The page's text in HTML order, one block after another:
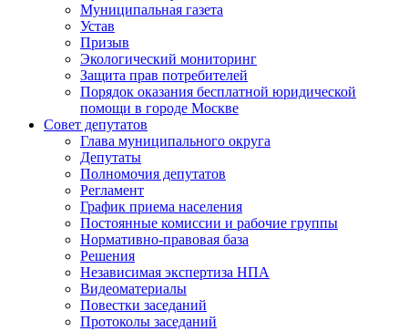
Муниципальная газета
Устав
Призыв
Экологический мониторинг
Защита прав потребителей
Порядок оказания бесплатной юридической
помощи в городе Москве
Совет депутатов
Глава муниципального округа
Депутаты
Полномочия депутатов
Регламент
График приема населения
Постоянные комиссии и рабочие группы
Нормативно-правовая база
Решения
Независимая экспертиза НПА
Видеоматериалы
Повестки заседаний
Протоколы заседаний